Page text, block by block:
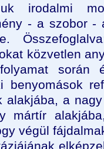
irodalmi
- a szobor -
közvetlen
során
benyomások
alakjába, a
mártír
végül